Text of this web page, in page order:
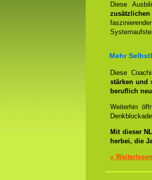
Diese
Mehr
Diese
stärken und
beruflich
Weiterhin
Mit dieser
herbei, die
»